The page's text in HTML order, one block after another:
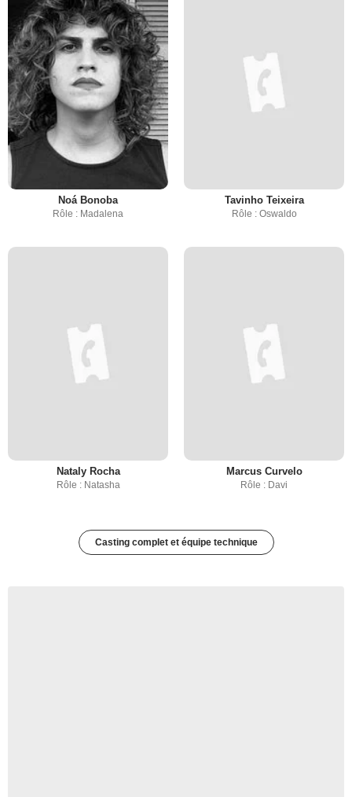
Noá Bonoba
Rôle : Madalena
Tavinho Teixeira
Rôle : Oswaldo
Nataly Rocha
Rôle : Natasha
Marcus Curvelo
Rôle : Davi
Casting complet et équipe technique